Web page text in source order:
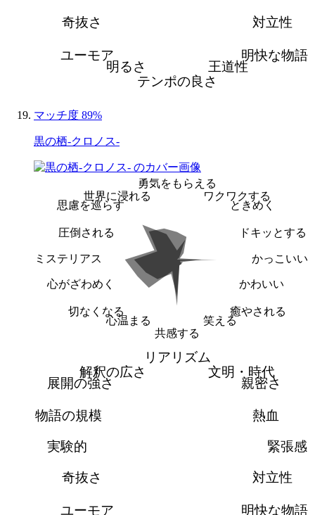
対立性
明快な物語
王道性
テンポの良さ
明るさ
ユーモア
奇抜さ
マッチ度 89%
黒の栖-クロノス-
勇気をもらえる
ワクワクする
ときめく
ドキッとする
かっこいい
かわいい
癒やされる
笑える
共感する
心温まる
切なくなる
心がざわめく
ミステリアス
圧倒される
思慮を巡らす
世界に浸れる
リアリズム
文明・時代
親密さ
熱血
緊張感
対立性
明快な物語
ユーモア
奇抜さ
実験的
物語の規模
展開の強さ
解釈の広さ